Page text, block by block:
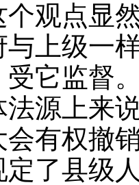
个观点显
与上级一
受它监督
法源上来
会有权撤
定了县级